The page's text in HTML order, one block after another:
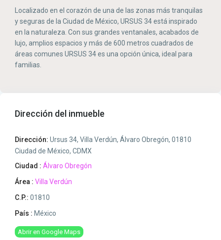
Localizado en el corazón de una de las zonas más tranquilas
y seguras de la Ciudad de México, URSUS 34 está inspirado
en la naturaleza. Con sus grandes ventanales, acabados de
lujo, amplios espacios y más de 600 metros cuadrados de
áreas comunes URSUS 34 es una opción única, ideal para
familias.
Dirección del inmueble
Dirección: Ursus 34, Villa Verdún, Álvaro Obregón, 01810
Ciudad de México, CDMX
Ciudad : Álvaro Obregón
Área : Villa Verdún
C.P.: 01810
País : México
Abrir en Google Maps